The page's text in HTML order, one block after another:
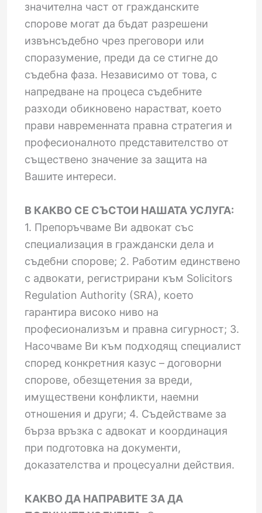
значителна част от гражданските
спорове могат да бъдат разрешени
извънсъдебно чрез преговори или
споразумение, преди да се стигне до
съдебна фаза. Независимо от това, с
напредване на процеса съдебните
разходи обикновено нарастват, което
прави навременната правна стратегия и
професионалното представителство от
съществено значение за защита на
Вашите интереси.
В КАКВО СЕ СЪСТОИ НАШАТА УСЛУГА:
1. Препоръчваме Ви адвокат със
специализация в граждански дела и
съдебни спорове; 2. Работим единствено
с адвокати, регистрирани към Solicitors
Regulation Authority (SRA), което
гарантира високо ниво на
професионализъм и правна сигурност; 3.
Насочваме Ви към подходящ специалист
според конкретния казус – договорни
спорове, обезщетения за вреди,
имуществени конфликти, наемни
отношения и други; 4. Съдействаме за
бърза връзка с адвокат и координация
при подготовка на документи,
доказателства и процесуални действия.
КАКВО ДА НАПРАВИТЕ ЗА ДА